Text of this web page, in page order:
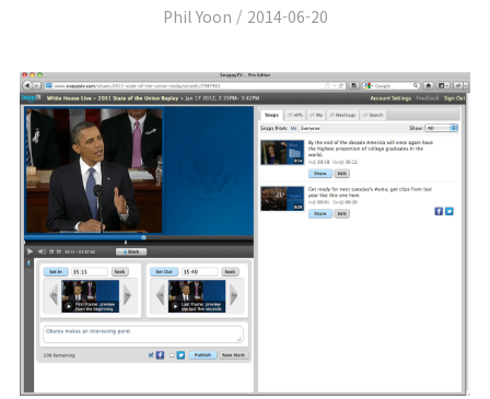
Author
Phil Yoon
Posted
2014-06-20